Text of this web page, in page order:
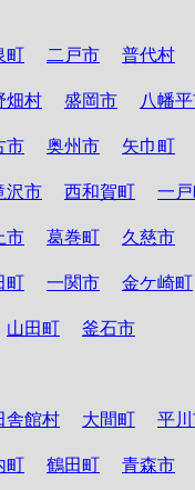
町 二戸市 普代村
畑村 盛岡市 八幡
市 奥州市 矢巾町
沢市 西和賀町 一
市 葛巻町 久慈市
町 一関市 金ケ崎町
山田町 釜石市
舎館村 大間町 平
町 鶴田町 青森市